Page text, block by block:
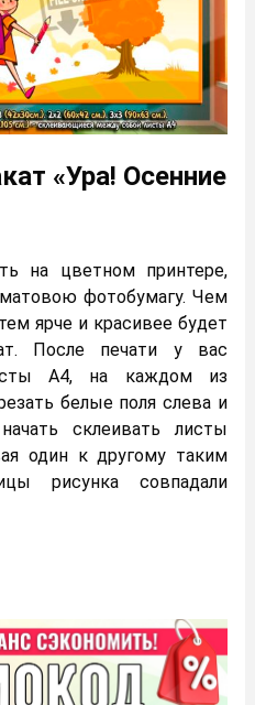
«Ура! Осенние
на цветном принтере,
фотобумагу. Чем
ярче и красивее будет
После печати у вас
А4, на каждом из
белые поля слева и
склеивать листы
один к другому таким
рисунка совпадали